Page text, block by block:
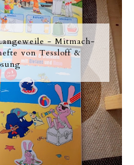
- Mitmach-
von Tessloff &